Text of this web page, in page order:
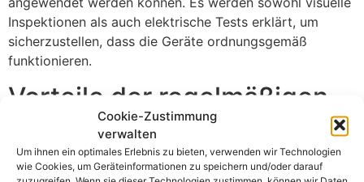
Cookie-Zustimmung
verwalten
Um ihnen ein optimales Erlebnis zu bieten, verwenden wir Technologien
wie Cookies, um Geräteinformationen zu speichern und/oder darauf
Inspektionen als auch elektrische Tests erklärt, um
sicherzustellen, dass die Geräte ordnungsgemäß
funktionieren.
Vorteile der regelmäßigen
Prüfung
Die regelmäßige Prüfung elektrischer Geräte und